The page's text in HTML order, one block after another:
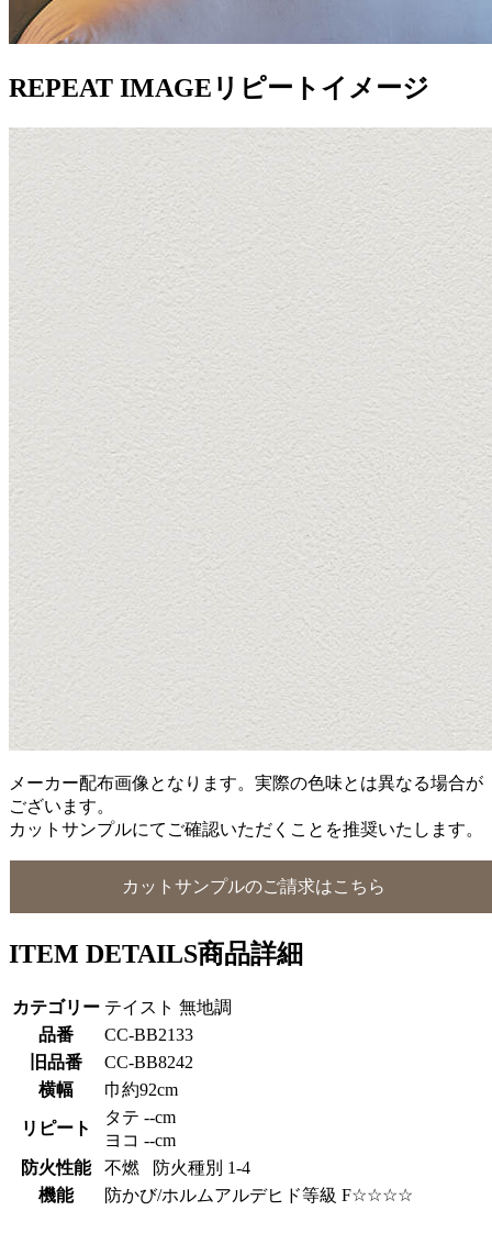
REPEAT IMAGE リピートイメージ
メーカー配布画像となります。実際の色味とは異なる場合が
ございます。
カットサンプルにてご確認いただくことを推奨いたします。
カットサンプルのご請求はこちら
ITEM DETAILS商品詳細
カテゴリー テイスト 無地調
品番
CC-BB2133
旧品番
CC-BB8242
横幅
巾約92cm
リピート
タテ --cm
ヨコ --cm
防火性能
不燃 防火種別 1-4
機能
防かび/ホルムアルデヒド等級 F☆☆☆☆